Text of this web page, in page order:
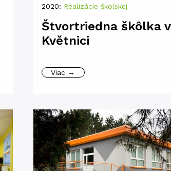
2020: Realizácie školskej
Štvortriedna škôlka v
Květnici
Viac →